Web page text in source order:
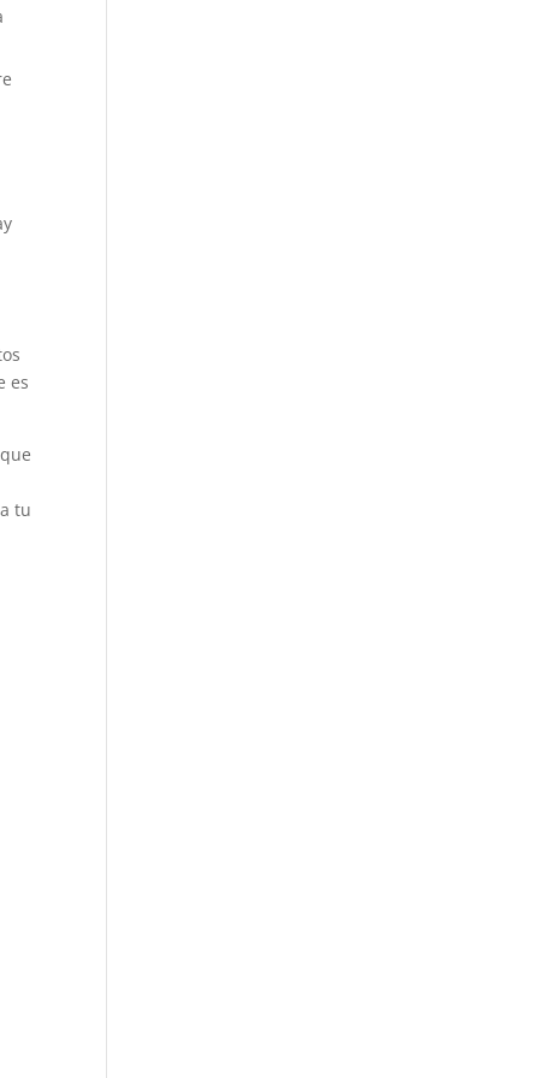
es
tu